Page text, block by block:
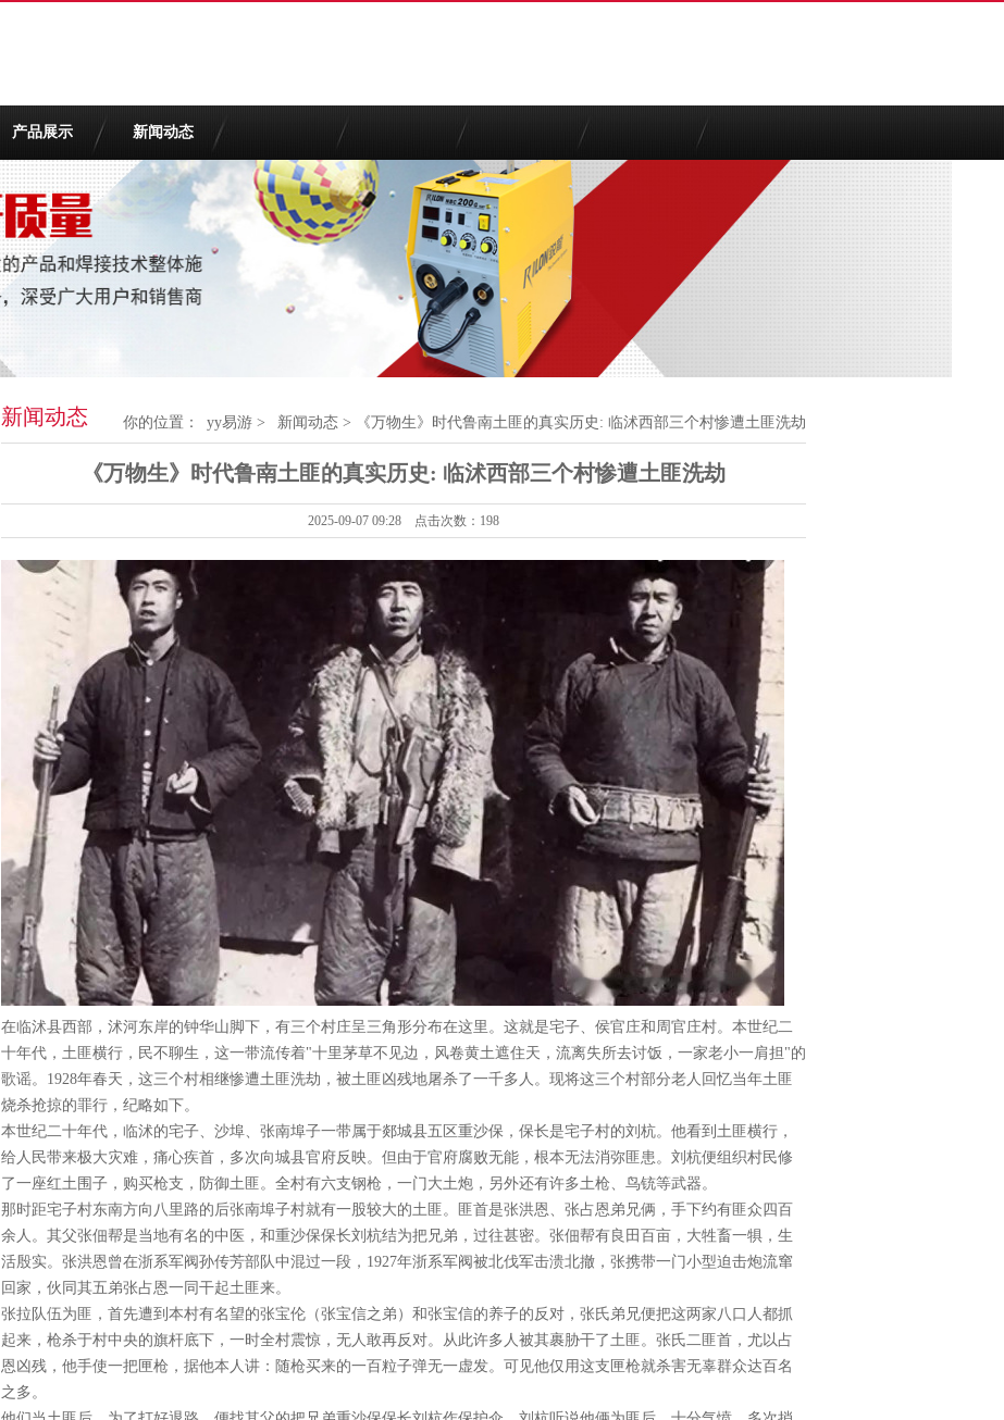
产品展示 新闻动态
你的位置： yy易游 > 新闻动态 > 《万物生》时代鲁南土匪的真实历史: 临沭西部三个村惨遭土匪洗劫
新闻动态
《万物生》时代鲁南土匪的真实历史: 临沭西部三个村惨遭土匪洗劫
2025-09-07 09:28 点击次数：198
在临沭县西部，沭河东岸的钟华山脚下，有三个村庄呈三角形分布在这里。这就是宅子、侯官庄和周官庄村。本世纪二
十年代，土匪横行，民不聊生，这一带流传着"十里茅草不见边，风卷黄土遮住天，流离失所去讨饭，一家老小一肩担"的
歌谣。1928年春天，这三个村相继惨遭土匪洗劫，被土匪凶残地屠杀了一千多人。现将这三个村部分老人回忆当年土匪
烧杀抢掠的罪行，纪略如下。
本世纪二十年代，临沭的宅子、沙埠、张南埠子一带属于郯城县五区重沙保，保长是宅子村的刘杭。他看到土匪横行，
给人民带来极大灾难，痛心疾首，多次向城县官府反映。但由于官府腐败无能，根本无法消弥匪患。刘杭便组织村民修
了一座红土围子，购买枪支，防御土匪。全村有六支钢枪，一门大土炮，另外还有许多土枪、鸟铳等武器。
那时距宅子村东南方向八里路的后张南埠子村就有一股较大的土匪。匪首是张洪恩、张占恩弟兄俩，手下约有匪众四百
余人。其父张佃帮是当地有名的中医，和重沙保保长刘杭结为把兄弟，过往甚密。张佃帮有良田百亩，大牲畜一犋，生
活殷实。张洪恩曾在浙系军阀孙传芳部队中混过一段，1927年浙系军阀被北伐军击溃北撤，张携带一门小型迫击炮流窜
回家，伙同其五弟张占恩一同干起土匪来。
张拉队伍为匪，首先遭到本村有名望的张宝伦（张宝信之弟）和张宝信的养子的反对，张氏弟兄便把这两家八口人都抓
起来，枪杀于村中央的旗杆底下，一时全村震惊，无人敢再反对。从此许多人被其裹胁干了土匪。张氏二匪首，尤以占
恩凶残，他手使一把匣枪，据他本人讲：随枪买来的一百粒子弹无一虚发。可见他仅用这支匣枪就杀害无辜群众达百名
之多。